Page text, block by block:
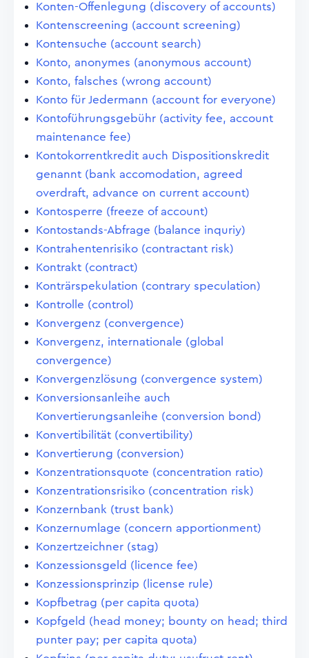
Konten-Offenlegung (discovery of accounts)
Kontenscreening (account screening)
Kontensuche (account search)
Konto, anonymes (anonymous account)
Konto, falsches (wrong account)
Konto für Jedermann (account for everyone)
Kontoführungsgebühr (activity fee, account
maintenance fee)
Kontokorrentkredit auch Dispositionskredit
genannt (bank accomodation, agreed
overdraft, advance on current account)
Kontosperre (freeze of account)
Kontostands-Abfrage (balance inquriy)
Kontrahentenrisiko (contractant risk)
Kontrakt (contract)
Konträrspekulation (contrary speculation)
Kontrolle (control)
Konvergenz (convergence)
Konvergenz, internationale (global
convergence)
Konvergenzlösung (convergence system)
Konversionsanleihe auch
Konvertierungsanleihe (conversion bond)
Konvertibilität (convertibility)
Konvertierung (conversion)
Konzentrationsquote (concentration ratio)
Konzentrationsrisiko (concentration risk)
Konzernbank (trust bank)
Konzernumlage (concern apportionment)
Konzertzeichner (stag)
Konzessionsgeld (licence fee)
Konzessionsprinzip (license rule)
Kopfbetrag (per capita quota)
Kopfgeld (head money; bounty on head; third
punter pay; per capita quota)